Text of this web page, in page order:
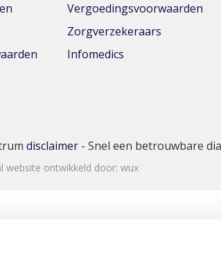
Vergoedingsvoorwaarden
Zorgverzekeraars
Infomedics
disclaimer - Snel een betrouwbare
website ontwikkeld door: wux